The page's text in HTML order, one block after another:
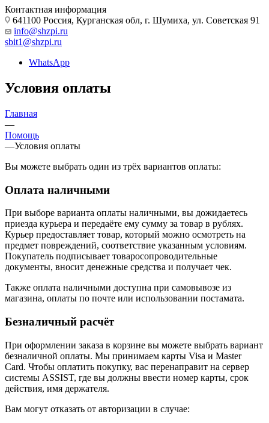
Контактная информация
641100 Россия, Курганская обл, г. Шумиха, ул. Советская 91
info@shzpi.ru
sbit1@shzpi.ru
WhatsApp
Условия оплаты
Главная
—
Помощь
—Условия оплаты
Вы можете выбрать один из трёх вариантов оплаты:
Оплата наличными
При выборе варианта оплаты наличными, вы дожидаетесь
приезда курьера и передаёте ему сумму за товар в рублях.
Курьер предоставляет товар, который можно осмотреть на
предмет повреждений, соответствие указанным условиям.
Покупатель подписывает товаросопроводительные
документы, вносит денежные средства и получает чек.
Также оплата наличными доступна при самовывозе из
магазина, оплаты по почте или использовании постамата.
Безналичный расчёт
При оформлении заказа в корзине вы можете выбрать вариант
безналичной оплаты. Мы принимаем карты Visa и Master
Card. Чтобы оплатить покупку, вас перенаправит на сервер
системы ASSIST, где вы должны ввести номер карты, срок
действия, имя держателя.
Вам могут отказать от авторизации в случае: